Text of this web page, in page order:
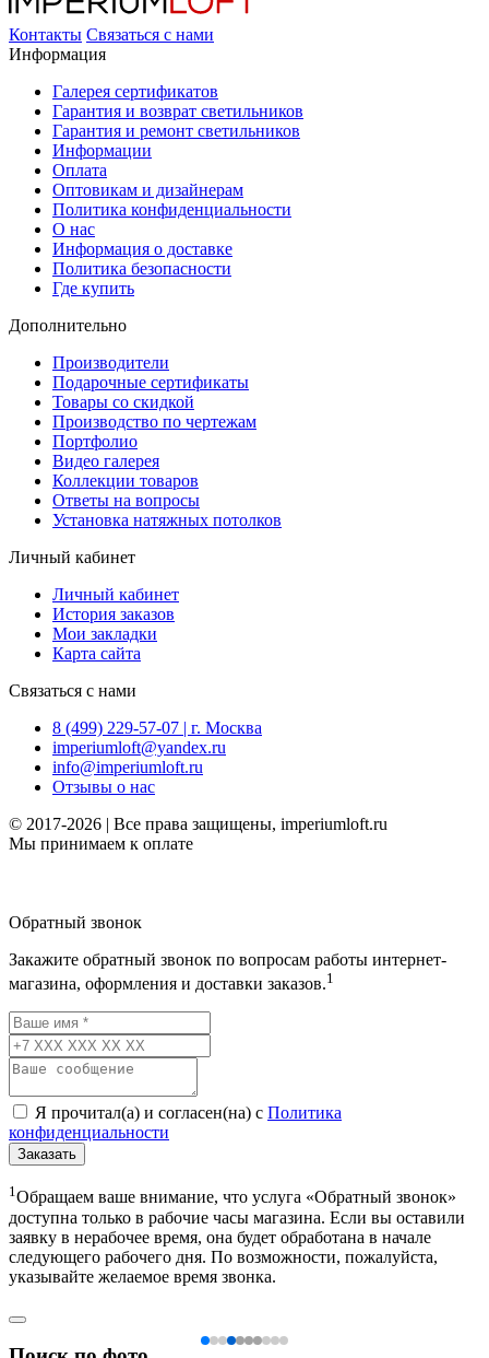
Контакты Связаться с нами
Информация
Галерея сертификатов
Гарантия и возврат светильников
Гарантия и ремонт светильников
Информации
Оплата
Оптовикам и дизайнерам
Политика конфиденциальности
О нас
Информация о доставке
Политика безопасности
Где купить
Дополнительно
Производители
Подарочные сертификаты
Товары со скидкой
Производство по чертежам
Портфолио
Видео галерея
Коллекции товаров
Ответы на вопросы
Установка натяжных потолков
Личный кабинет
Личный кабинет
История заказов
Мои закладки
Карта сайта
Связаться с нами
8 (499) 229-57-07 | г. Москва
imperiumloft@yandex.ru
info@imperiumloft.ru
Отзывы о нас
© 2017-2026 | Все права защищены, imperiumloft.ru
Мы принимаем к оплате
Обратный звонок
Закажите обратный звонок по вопросам работы интернет-
магазина, оформления и доставки заказов.1
Я прочитал(а) и согласен(на) с Политика
конфиденциальности
Заказать
1Обращаем ваше внимание, что услуга «Обратный звонок»
доступна только в рабочие часы магазина. Если вы оставили
заявку в нерабочее время, она будет обработана в начале
следующего рабочего дня. По возможности, пожалуйста,
указывайте желаемое время звонка.